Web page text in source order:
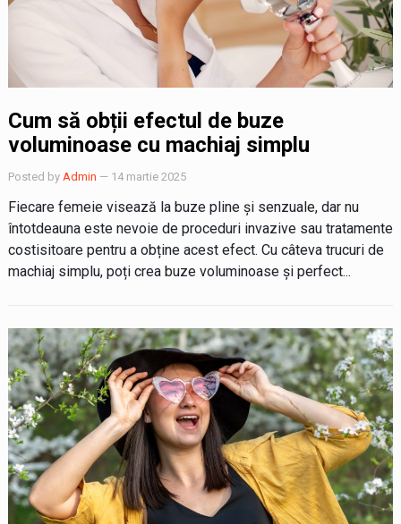
Cum să obții efectul de buze
voluminoase cu machiaj simplu
Posted by Admin — 14 martie 2025
Fiecare femeie visează la buze pline și senzuale, dar nu
întotdeauna este nevoie de proceduri invazive sau tratamente
costisitoare pentru a obține acest efect. Cu câteva trucuri de
machiaj simplu, poți crea buze voluminoase și perfect...